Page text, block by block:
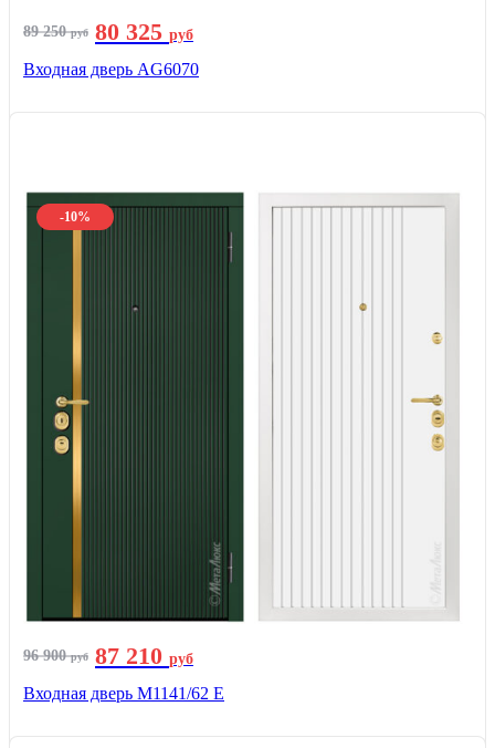
89 250руб 80 325 руб
Входная дверь AG6070
-10%
96 900руб 87 210 руб
Входная дверь М1141/62 Е